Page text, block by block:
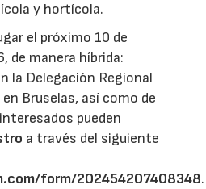
y hortícola.
el próximo 10 de
de manera híbrida:
la Delegación Regional
Bruselas, así como de
pueden
a través del siguiente
form/202454207408348.